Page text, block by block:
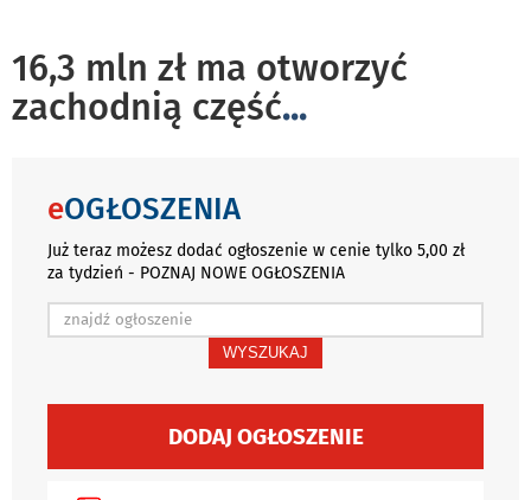
16,3 mln zł ma otworzyć
zachodnią część...
eOGŁOSZENIA
Już teraz możesz dodać ogłoszenie w cenie tylko 5,00 zł
za tydzień - POZNAJ NOWE OGŁOSZENIA
WYSZUKAJ
DODAJ OGŁOSZENIE